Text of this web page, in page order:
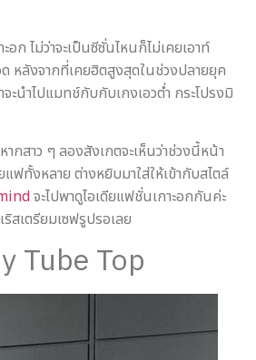
ก ไม่ว่าจะเป็นซีซั่นไหนก็ไม่เคยเอาท์
หลังจากที่เคยฮิตสูงสุดในช่วงปลายยุค
ะนำไปแมทช์กับกับเกงเอวต่ำ กระโปรงมิ
กสาว ๆ ลองสังเกตจะเห็นว่าช่วงนี้หน้า
ฟทั้งหลาย ต่างหยิบมาใส่ให้เข้ากับสไตล์
จะไปพาดูไอเดียแฟชั่นเกาะอกกันค่ะ
สเตรียมเซฟรูปรอเลย
Tube Top